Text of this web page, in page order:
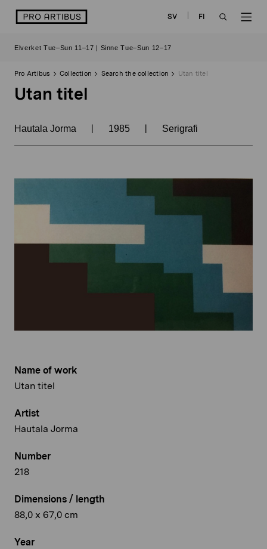
logo SV
FI
Elverket Tue–Sun 11–17 | Sinne Tue–Sun 12–17
Pro Artibus Collection Search the collection Utan titel
Utan titel
Hautala Jorma | 1985 | Serigrafi
Name of work
Utan titel
Artist
Hautala Jorma
Number
218
Dimensions / length
88,0 x 67,0 cm
Year